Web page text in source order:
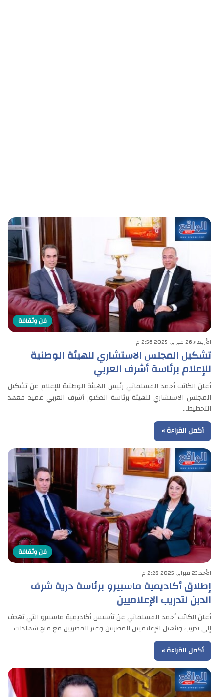
فن وثقافة
الأربعاء,26 فبراير, 2025 2:56 م
تشكيل المجلس الاستشاري للهيئة الوطنية
للإعلام برئاسة أشرف العربي
أعلن الكاتب أحمد المسلماني رئيس الهيئة الوطنية للإعلام عن تشكيل
المجلس الاستشاري للهيئة برئاسة الدكتور أشرف العربي عميد معهد
التخطيط…
أكمل القراءة »
فن وثقافة
الأحد,23 فبراير, 2025 2:28 م
إطلاق أكاديمية ماسبيرو برئاسة درية شرف
الدين لتدريب الإعلاميين
أعلن الكاتب أحمد المسلماني عن تأسيس أكاديمية ماسبيرو التي تهدف
إلى تدريب وتأهيل الإعلاميين المصريين وغير المصريين مع منح شهادات…
أكمل القراءة »